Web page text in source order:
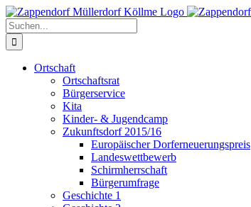
Zum
Inhalt
springen
Suche
nach:
Ortschaft
Ortschaftsrat
Bürgerservice
Kita
Kinder- & Jugendcamp
Zukunftsdorf 2015/16
Europäischer Dorferneuerungspreis
Landeswettbewerb
Schirmherrschaft
Bürgerumfrage
Geschichte 1